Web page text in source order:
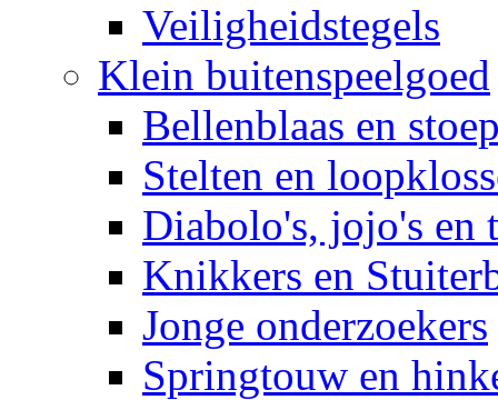
Veiligheidstegels
Klein buitenspeelgoed
Bellenblaas en
Stelten en
Diabolo's, jojo's en
Knikkers en
Jonge onderzoekers
Springtouw en